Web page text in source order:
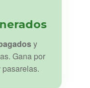
y
Gana por